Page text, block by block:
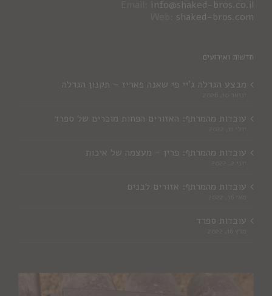
info@shaked-bros.co.il
shaked-bros.com
חדשות ואירועים
מבצע הגרלה ג'יי פי שאנה פאריז – תקנון הגרלה
עובדות מהמרתף: האזורים הפחות מוכרים של ספרד
עובדות מהמרתף: פרין – מעצמה של איכות
עובדות מהמרתף: אזורים לבנים
עובדות ספרד